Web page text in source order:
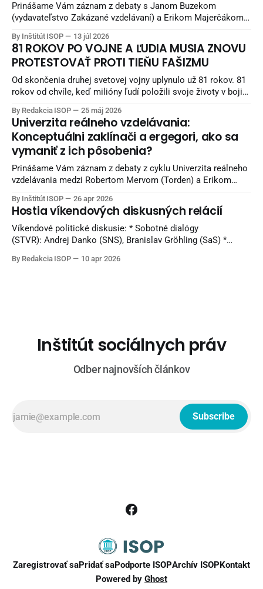
Prinášame Vám záznam z debaty s Janom Buzekom
(vydavateľstvo Zakázané vzdelávaní) a Erikom Majerčákom
nadväzuje na debatu zo staršieho obdobia a pokračuje
potom aj unikátnymi pohľadmi Jana Buzeka - čo sa snažiť
robiť, aby sme žili lepšie. Diskusia sa nahrávala v Reštaurácii
Kozlovňa v Košiciach.
By Inštitút ISOP 13 júl 2026
81 ROKOV PO VOJNE A ĽUDIA MUSIA ZNOVU
PROTESTOVAŤ PROTI TIEŇU FAŠIZMU
Od skončenia druhej svetovej vojny uplynulo už 81 rokov. 81
rokov od chvíle, keď milióny ľudí položili svoje životy v boji
Naši starí otcovia bojovali v horách, partizáni umierali za
slobodu, mestá boli vypaľované a celé rodiny ničila vojna.
Európa bola zaplnená krvou
By Redakcia ISOP 25 máj 2026
Univerzita reálneho vzdelávania:
Konceptuálni zaklínači a ergegori, ako sa
vymaniť z ich pôsobenia?
Prinášame Vám záznam z debaty z cyklu Univerzita reálneho
vzdelávania medzi Robertom Mervom (Torden) a Erikom
Kozlovňa v Košiciach. Knihy z vydavateľstva Torden si viete
objednať na INLIBRI online kníhkupectve. Naši sledovatelia
môžu využiť 7 percentnú zľavu. Pri nákupe použite kupón:
ISOPYT-7
By Inštitút ISOP 26 apr 2026
Hostia víkendových diskusných relácií
Víkendové politické diskusie: * Sobotné dialógy
(STVR): Andrej Danko (SNS), Branislav Gröhling (SaS) *
(TA3): Rudolf Huliak (Strana vidieka), Tamara Stohlová (PS) *
By Redakcia ISOP 10 apr 2026
Inštitút sociálnych práv
Odber najnovších článkov
Subscribe
Zaregistrovať saPridať saPodporte ISOPArchív ISOPKontakt
Powered by Ghost